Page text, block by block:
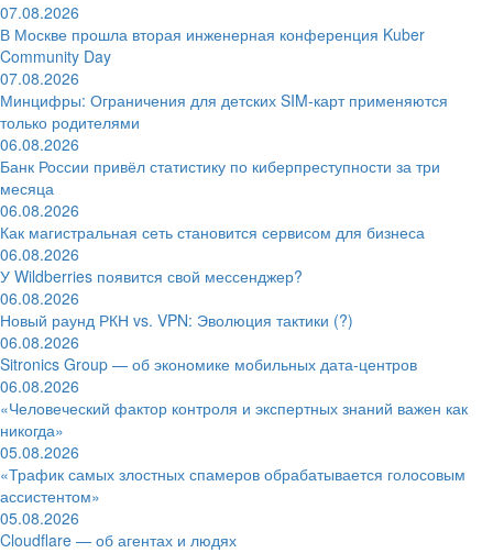
07.08.2026
В Москве прошла вторая инженерная конференция Kuber
Community Day
07.08.2026
Минцифры: Ограничения для детских SIM-карт применяются
только родителями
06.08.2026
Банк России привёл статистику по киберпреступности за три
месяца
06.08.2026
Как магистральная сеть становится сервисом для бизнеса
06.08.2026
У Wildberries появится свой мессенджер?
06.08.2026
Новый раунд РКН vs. VPN: Эволюция тактики (?)
06.08.2026
Sitronics Group — об экономике мобильных дата-центров
06.08.2026
«Человеческий фактор контроля и экспертных знаний важен как
никогда»
05.08.2026
«Трафик самых злостных спамеров обрабатывается голосовым
ассистентом»
05.08.2026
Cloudflare — об агентах и людях